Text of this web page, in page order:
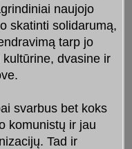
naujojo
skatinti solidarumą,
tarp jo
dvasine ir
svarbus bet koks
komunistų ir jau
Tad ir